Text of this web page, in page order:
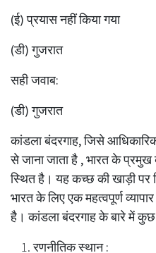
(ई) प्रयास नहीं किया गया
(डी) गुजरात
सही जवाब:
(डी) गुजरात
कांडला बंदरगाह, जिसे
से जाना जाता है , भारत के
स्थित है। यह कच्छ की खाड़ी पर
भारत के लिए एक महत्वपूर्ण
है। कांडला बंदरगाह के बारे में
रणनीतिक स्थान :